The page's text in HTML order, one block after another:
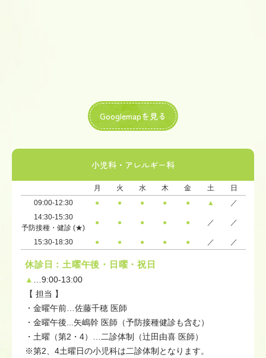
Googlemapを見る
小児科・アレルギー科
月 火 水 木 金 土
日
09:00-12:30
● ● ● ● ● ▲
／
14:30-15:30
予防接種・健診 (★)
● ● ● ● ● ／ ／
15:30-18:30 ● ● ● ● ● ／ ／
休診日：土曜午後・日曜・祝日
▲
…9:00-13:00
【 担当 】
・金曜午前…佐藤千穂 医師
・金曜午後...矢嶋幹 医師（予防接種健診も含む）
・土曜（第2・4）…二診体制（辻田由喜 医師）
※第2、4土曜日の小児科は二診体制となります。